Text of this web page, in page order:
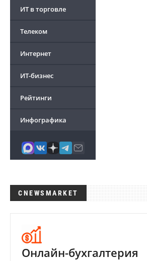
ИТ в торговле
Телеком
Интернет
ИТ-бизнес
Рейтинги
Инфографика
CNEWSMARKET
Онлайн-бухгалтерия